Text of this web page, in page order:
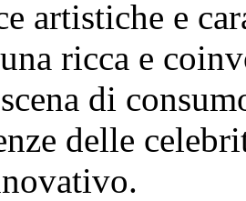
artistiche e
ricca e
di
delle